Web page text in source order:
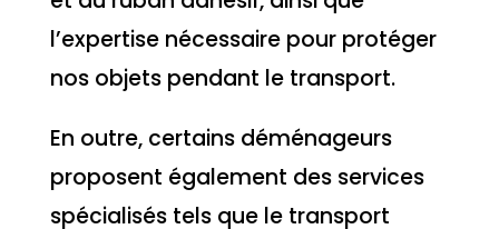
l’expertise nécessaire pour protéger
nos objets pendant le transport.
En outre, certains déménageurs
proposent également des services
spécialisés tels que le transport